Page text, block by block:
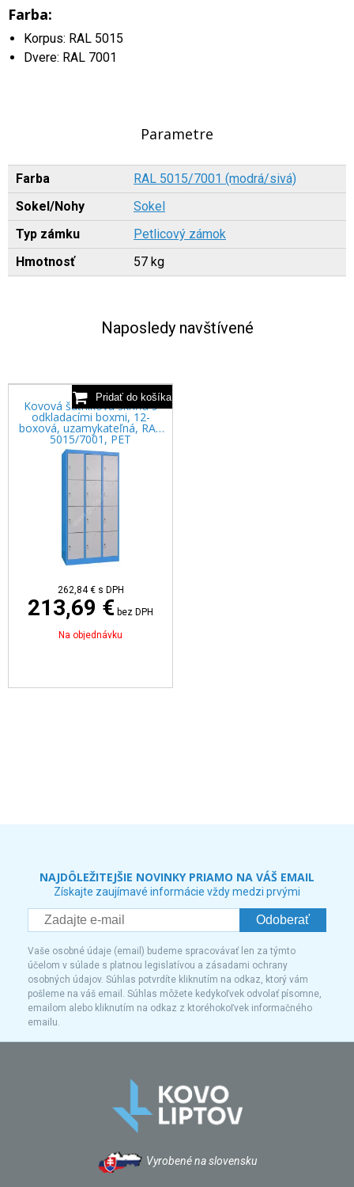
Farba:
Korpus: RAL 5015
Dvere: RAL 7001
Parametre
Farba
RAL 5015/7001 (modrá/sivá)
Sokel/Nohy
Sokel
Typ zámku
Petlicový zámok
Hmotnosť
57 kg
Naposledy navštívené
Kovová šatníková skriňa s
odkladacími boxmi, 12-
boxová, uzamykateľná, RAL
5015/7001, PET
262,84 € s DPH
213,69 € bez DPH
Na objednávku
NAJDÔLEŽITEJŠIE NOVINKY PRIAMO NA VÁŠ EMAIL
Získajte zaujímavé informácie vždy medzi prvými
Odoberať
Vaše osobné údaje (email) budeme spracovávať len za týmto
účelom v súlade s platnou legislatívou a zásadami ochrany
osobných údajov. Súhlas potvrdíte kliknutím na odkaz, ktorý vám
pošleme na váš email. Súhlas môžete kedykoľvek odvolať písomne,
emailom alebo kliknutím na odkaz z ktoréhokoľvek informačného
emailu.
Vyrobené na slovensku